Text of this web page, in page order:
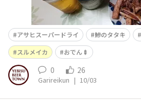
アサヒスーパードライ 鯵のタタキ
スルメイカ
おでん🍢
0 26
Garireikun | 10/03